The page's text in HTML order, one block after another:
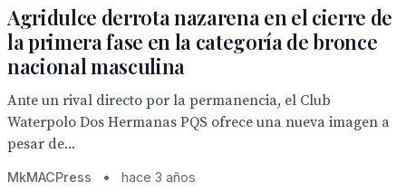
Agridulce derrota nazarena en el cierre de
la primera fase en la categoría de bronce
nacional masculina
Ante un rival directo por la permanencia, el Club
Waterpolo Dos Hermanas PQS ofrece una nueva imagen a
pesar de...
MkMACPress • hace 3 años